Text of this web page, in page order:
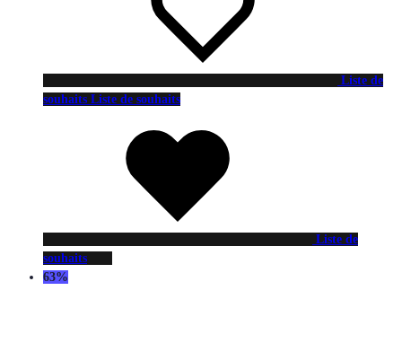
Liste de
souhaits Liste de souhaits
Liste de
souhaits
63%